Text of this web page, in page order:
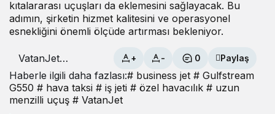
kıtalararası uçuşları da eklemesini sağlayacak. Bu
adımın, şirketin hizmet kalitesini ve operasyonel
esnekliğini önemli ölçüde artırması bekleniyor.
VatanJet
Filosunu
Gulfstream
G550 ile
Güçlendiriyor
+ - 0 Paylaş
Haberle ilgili daha fazlası:# business jet # Gulfstream
G550 # hava taksi # iş jeti # özel havacılık # uzun
menzilli uçuş # VatanJet